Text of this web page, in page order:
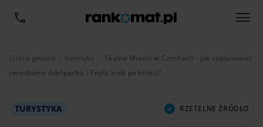
Strona główna turystyka Aktualnie:
Skalne Miasto w Czechach - jak zaplanować
zwiedzanie Adršpachu i Teplic krok po kroku?
TURYSTYKA RZETELNE ŹRÓDŁO